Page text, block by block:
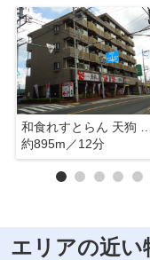
和食れすとらん 天狗 町田旭町店
約895m／12分
エリアの近い